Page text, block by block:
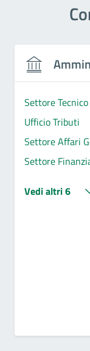
Settore Tecnico
Ufficio Tributi
Settore Affari
Settore
Vedi altri 6